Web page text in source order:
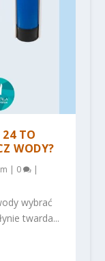
24 TO
WODY?
0 |
wybrać
twarda...